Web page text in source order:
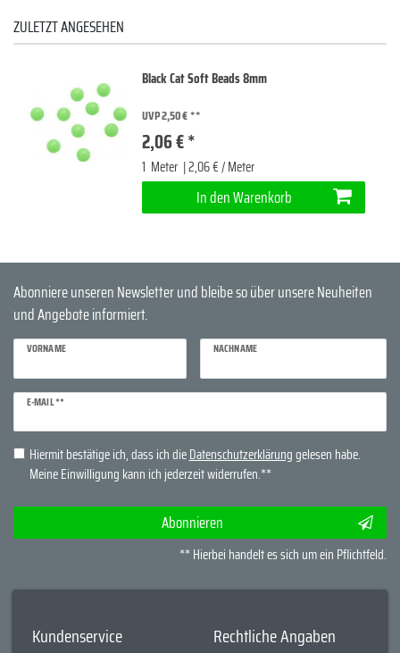
ZULETZT ANGESEHEN
Black Cat Soft Beads 8mm
UVP 2,50 €
2,06 € *
1 Meter | 2,06 € / Meter
In den Warenkorb
Abonniere unseren Newsletter und bleibe so über unsere Neuheiten
und Angebote informiert.
VORNAME NACHNAME
E-MAIL **
Newsletter
Honig
Hiermit bestätige ich, dass ich dieDaten­schutz­erklärunggelesen habe.
Meine Einwilligung kann ich jederzeit widerrufen.**
Abonnieren
** Hierbei handelt es sich um ein Pflichtfeld.
Kundenservice Rechtliche Angaben